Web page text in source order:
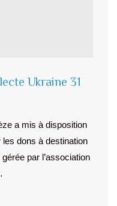
Ukraine 31
a mis à disposition
dons à destination
par l’association